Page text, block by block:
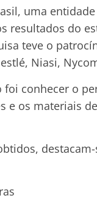
uma
resultados do
teve o
Niasi,
conhecer o
e os materiais
destacam-